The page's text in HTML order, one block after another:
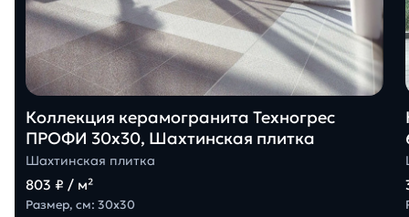
Коллекция керамогранита Техногрес
ПРОФИ 30х30, Шахтинская плитка
Шахтинская плитка
803 ₽ / м²
Размер, см: 30х30